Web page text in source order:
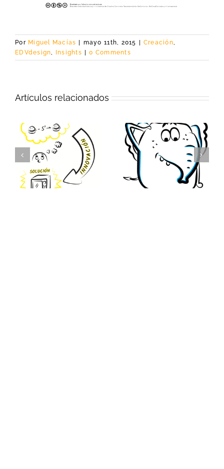
Por Miguel Macías mayo 11th, 2015 Creación,
EDVdesign, Insights 0 Comments
Artículos relacionados
Cómo aplicar
análisis estratégico
para innovar en tu
empresa
Innova en tu
modelo de
negocio aportando
valor a tus clientes